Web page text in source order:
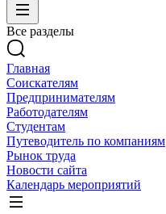
Все разделы
Главная
Соискателям
Предпринимателям
Работодателям
Студентам
Путеводитель по компаниям
Рынок труда
Новости сайта
Календарь мероприятий